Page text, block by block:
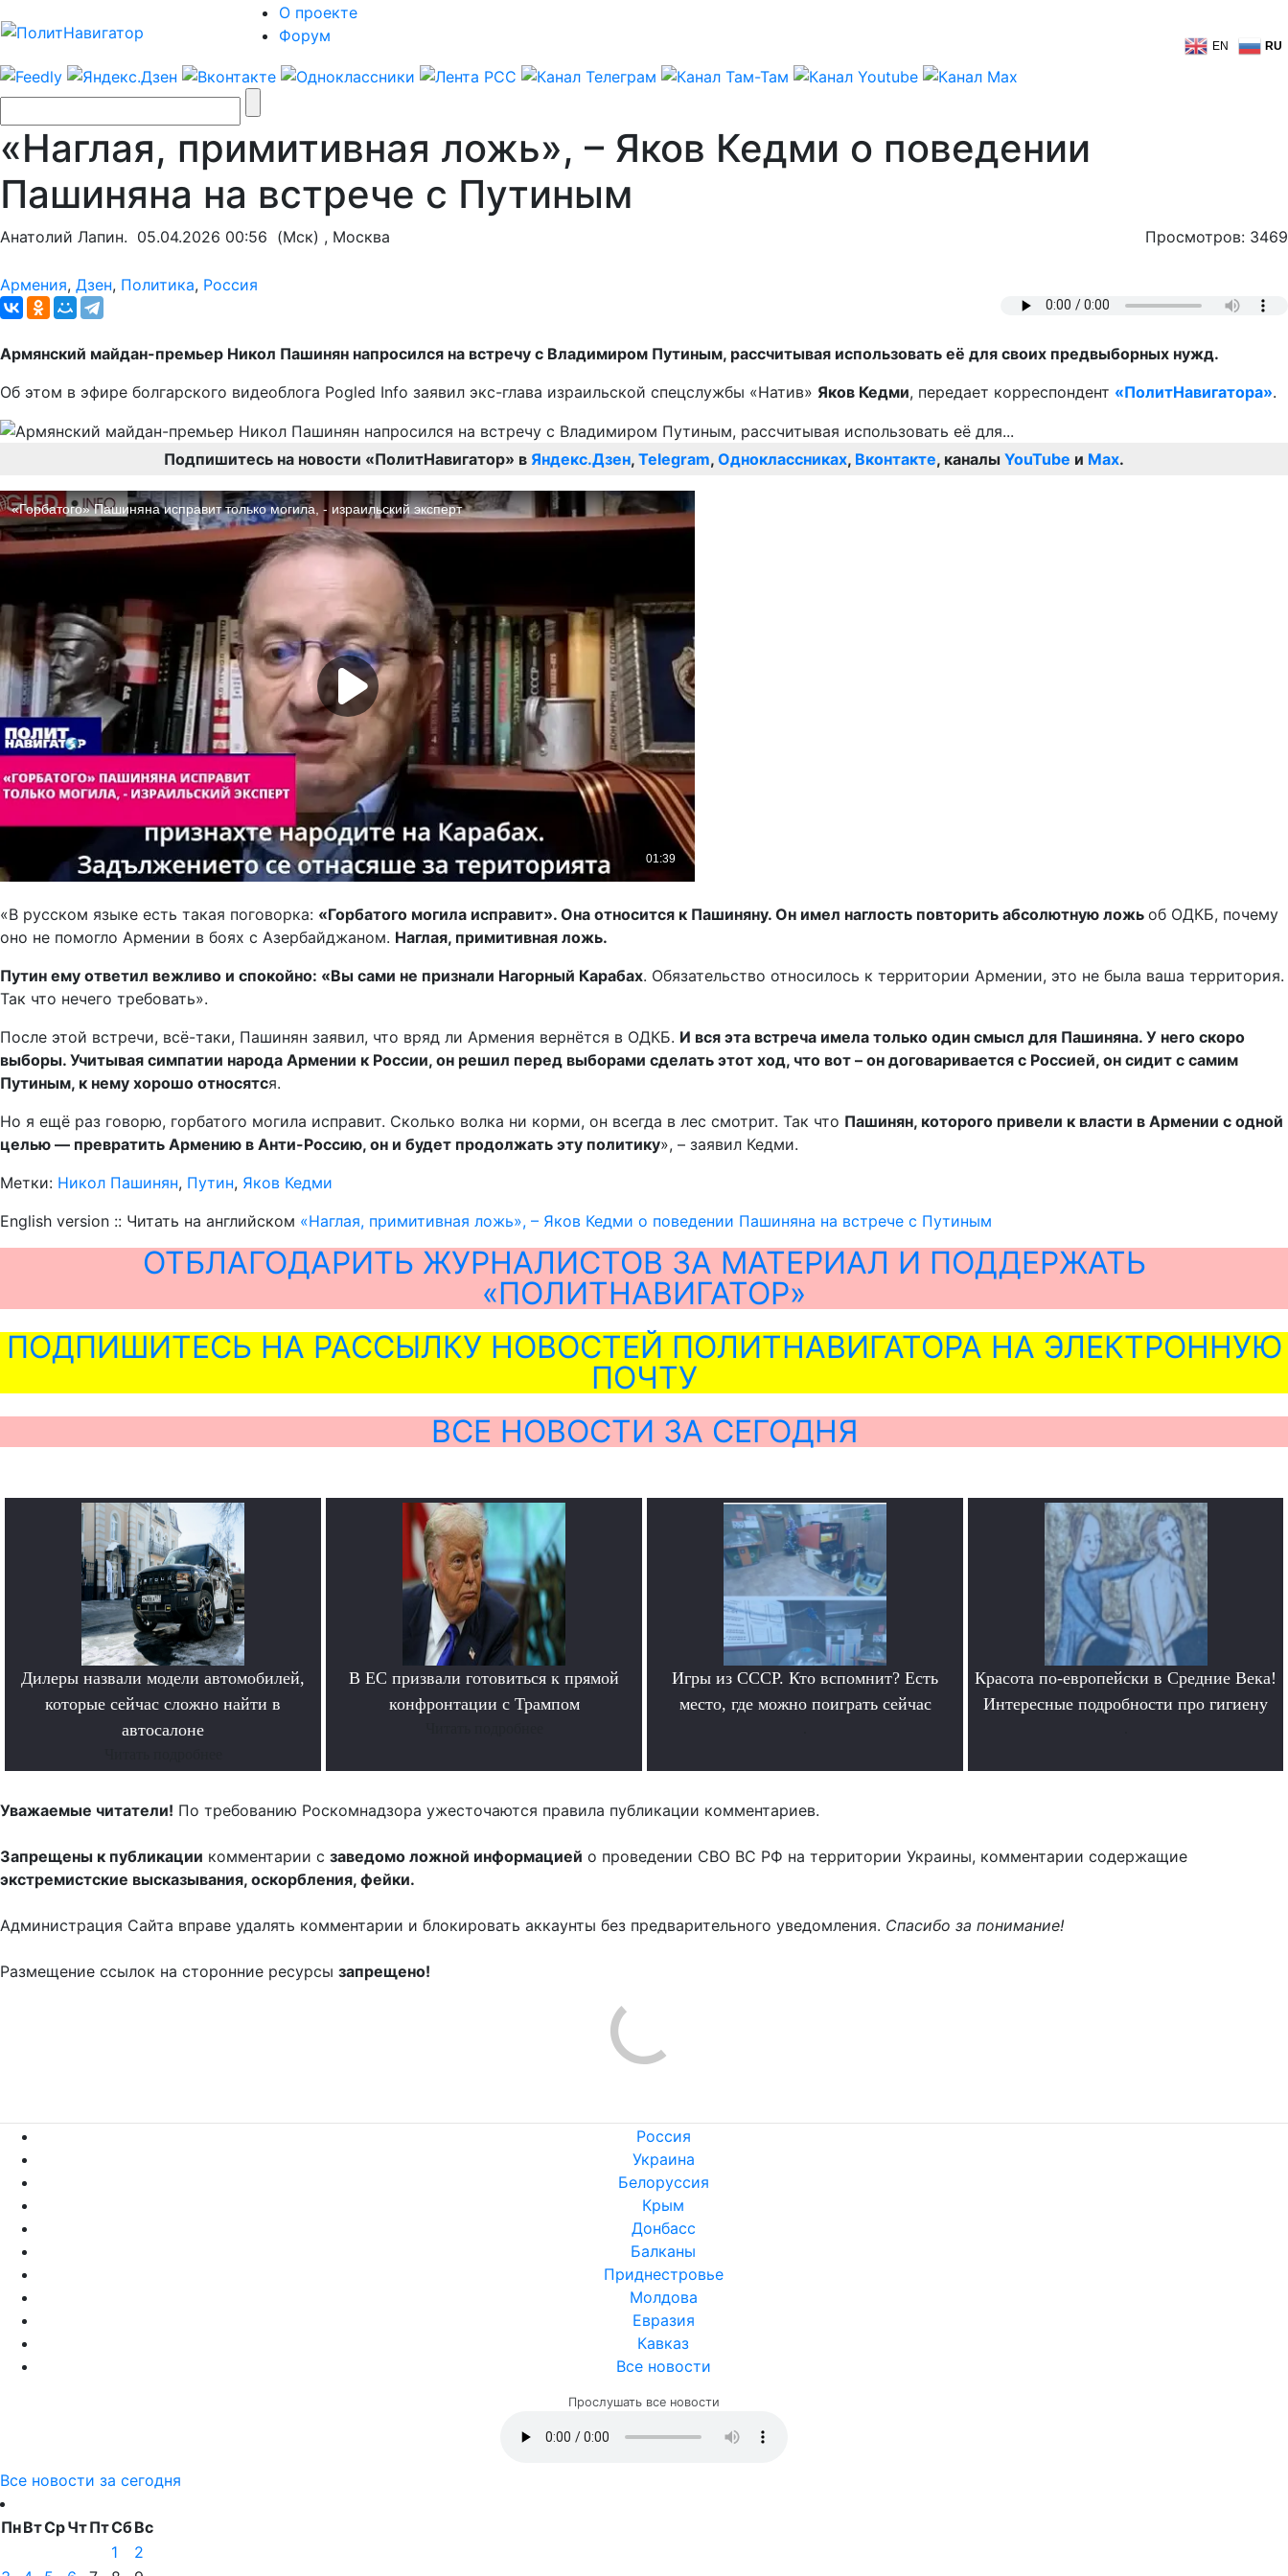
О проекте
Форум
EN RU
«Наглая, примитивная ложь», – Яков Кедми о поведении
Пашиняна на встрече с Путиным
Анатолий Лапин. 05.04.2026 00:56 (Мск) , Москва Просмотров: 3469
Армения, Дзен, Политика, Россия
Армянский майдан-премьер Никол Пашинян напросился на встречу с Владимиром Путиным, рассчитывая использовать её для своих предвыборных нужд.
Об этом в эфире болгарского видеоблога Pogled Info заявил экс-глава израильской спецслужбы «Натив» Яков Кедми, передает корреспондент «ПолитНавигатора».
Подпишитесь на новости «ПолитНавигатор» в Яндекс.Дзен, Telegram, Одноклассниках, Вконтакте, каналы YouTube и Max.
«В русском языке есть такая поговорка: «Горбатого могила исправит». Она относится к Пашиняну. Он имел наглость повторить абсолютную ложь об ОДКБ, почему
оно не помогло Армении в боях с Азербайджаном. Наглая, примитивная ложь.
Путин ему ответил вежливо и спокойно: «Вы сами не признали Нагорный Карабах. Обязательство относилось к территории Армении, это не была ваша территория.
Так что нечего требовать».
После этой встречи, всё-таки, Пашинян заявил, что вряд ли Армения вернётся в ОДКБ. И вся эта встреча имела только один смысл для Пашиняна. У него скоро
выборы. Учитывая симпатии народа Армении к России, он решил перед выборами сделать этот ход, что вот – он договаривается с Россией, он сидит с самим
Путиным, к нему хорошо относятся.
Но я ещё раз говорю, горбатого могила исправит. Сколько волка ни корми, он всегда в лес смотрит. Так что Пашинян, которого привели к власти в Армении с одной
целью — превратить Армению в Анти-Россию, он и будет продолжать эту политику», – заявил Кедми.
Метки: Никол Пашинян, Путин, Яков Кедми
English version :: Читать на английском «Наглая, примитивная ложь», – Яков Кедми о поведении Пашиняна на встрече с Путиным
ОТБЛАГОДАРИТЬ ЖУРНАЛИСТОВ ЗА МАТЕРИАЛ И ПОДДЕРЖАТЬ
«ПОЛИТНАВИГАТОР»
ПОДПИШИТЕСЬ НА РАССЫЛКУ НОВОСТЕЙ ПОЛИТНАВИГАТОРА НА ЭЛЕКТРОННУЮ
ПОЧТУ
ВСЕ НОВОСТИ ЗА СЕГОДНЯ
Дилеры назвали модели автомобилей,
которые сейчас сложно найти в
автосалоне
В ЕС призвали готовиться к прямой
конфронтации с Трампом
Игры из СССР. Кто вспомнит? Есть
место, где можно поиграть сейчас
Красота по-европейски в Средние Века!
Интересные подробности про гигиену
Уважаемые читатели! По требованию Роскомнадзора ужесточаются правила публикации комментариев.
Запрещены к публикации комментарии с заведомо ложной информацией о проведении СВО ВС РФ на территории Украины, комментарии содержащие
экстремистские высказывания, оскорбления, фейки.
Администрация Сайта вправе удалять комментарии и блокировать аккаунты без предварительного уведомления. Спасибо за понимание!
Размещение ссылок на сторонние ресурсы запрещено!
Россия
Украина
Белоруссия
Крым
Донбасс
Балканы
Приднестровье
Молдова
Евразия
Кавказ
Все новости
Прослушать все новости
Все новости за сегодня
ПнВтСрЧтПтСбВс
1
2